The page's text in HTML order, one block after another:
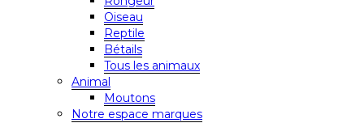
Oiseau
Reptile
Bétails
Tous les animaux
Animal
Moutons
Notre espace marques